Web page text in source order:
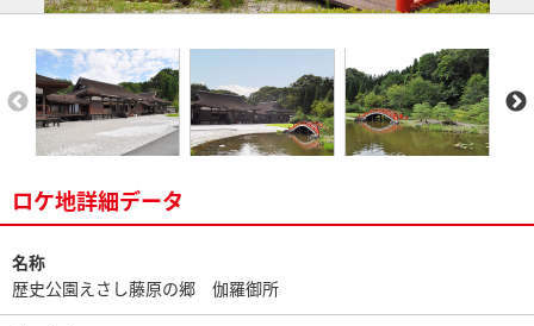
ロケ地詳細データ
名称
歴史公園えさし藤原の郷 伽羅御所